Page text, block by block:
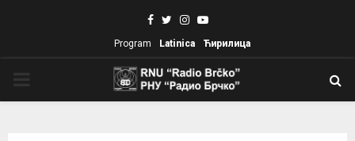
Facebook
TwitterInstagram
Youtube
Program Latinica Ћирилица